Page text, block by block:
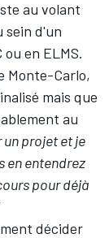
au volant
sein d'un
en ELMS.
Monte-Carlo,
mais que
au
projet et je
en entendrez
pour déjà
décider